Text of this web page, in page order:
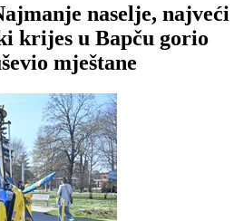
naselje, najveći
krijes u Bapču gorio
mještane